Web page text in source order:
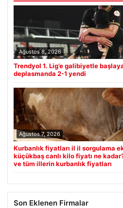
Ağustos 8, 2026
Trendyol 1. Lig’e galibiyetle
deplasmanda 2-1 yendi
Ağustos 7, 2026
Kurbanlık fiyatları il il sorgulama
küçükbaş canlı kilo fiyatı ne
ve tüm illerin kurbanlık fiyatları
Son Eklenen Firmalar